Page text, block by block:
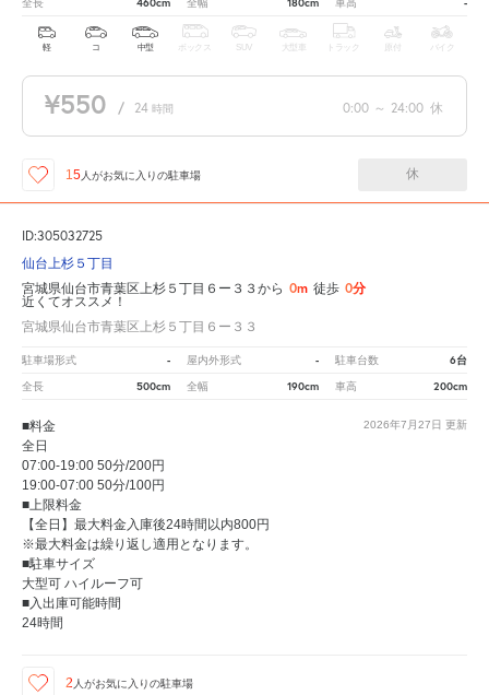
全長 460cm 全幅 180cm 車高 -
軽 コ 中型 ボックス SUV 大型車 トラック 原付 バイク
¥550 / 24 時間 0:00 ～ 24:00 休
15 人がお気に入りの駐車場 休
ID:305032725
仙台上杉５丁目
宮城県仙台市青葉区上杉５丁目６ー３３から 0m 徒歩 0分
近くてオススメ！
宮城県仙台市青葉区上杉５丁目６ー３３
駐車場形式 - 屋内外形式 - 駐車台数 6台
全長 500cm 全幅 190cm 車高 200cm
2026年7月27日 更新
■料金
全日
07:00-19:00 50分/200円
19:00-07:00 50分/100円
■上限料金
【全日】最大料金入庫後24時間以内800円
※最大料金は繰り返し適用となります。
■駐車サイズ
大型可 ハイルーフ可
■入出庫可能時間
24時間
2 人がお気に入りの駐車場